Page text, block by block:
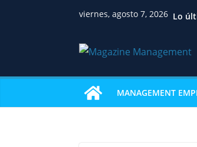
viernes, agosto 7, 2026 Lo
MANAGEMENT